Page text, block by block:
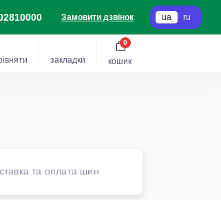
Замовити дзвінок ua ru
закладки кошик
0
та оплата шин